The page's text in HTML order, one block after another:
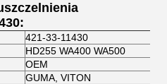
421-33-11430
HD255 WA400 WA500
OEM
GUMA, VITON